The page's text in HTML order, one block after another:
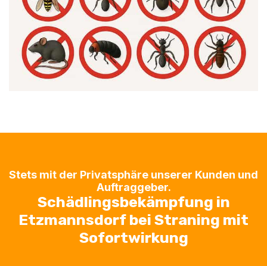
Stets mit der Privatsphäre unserer Kunden und
Auftraggeber.
Schädlingsbekämpfung in
Etzmannsdorf bei Straning mit
Sofortwirkung